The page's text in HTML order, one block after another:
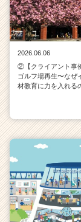
2026.06.06
②【クライアント事
ゴルフ場再生〜なぜ
材教育に力を入れる